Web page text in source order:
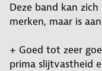
Deze band kan
merken, maar is
+ Goed tot zeer
prima slijtvastheid